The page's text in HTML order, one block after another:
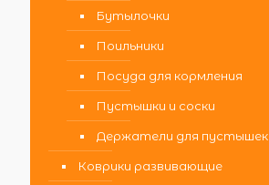
Бутылочки
Поильники
Посуда для кормления
Пустышки и соски
Держатели для пустышек
Коврики развивающие